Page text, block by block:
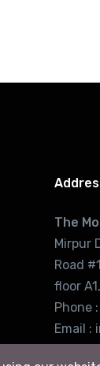
The
Mirpur
Road
floor
Phone
Email :